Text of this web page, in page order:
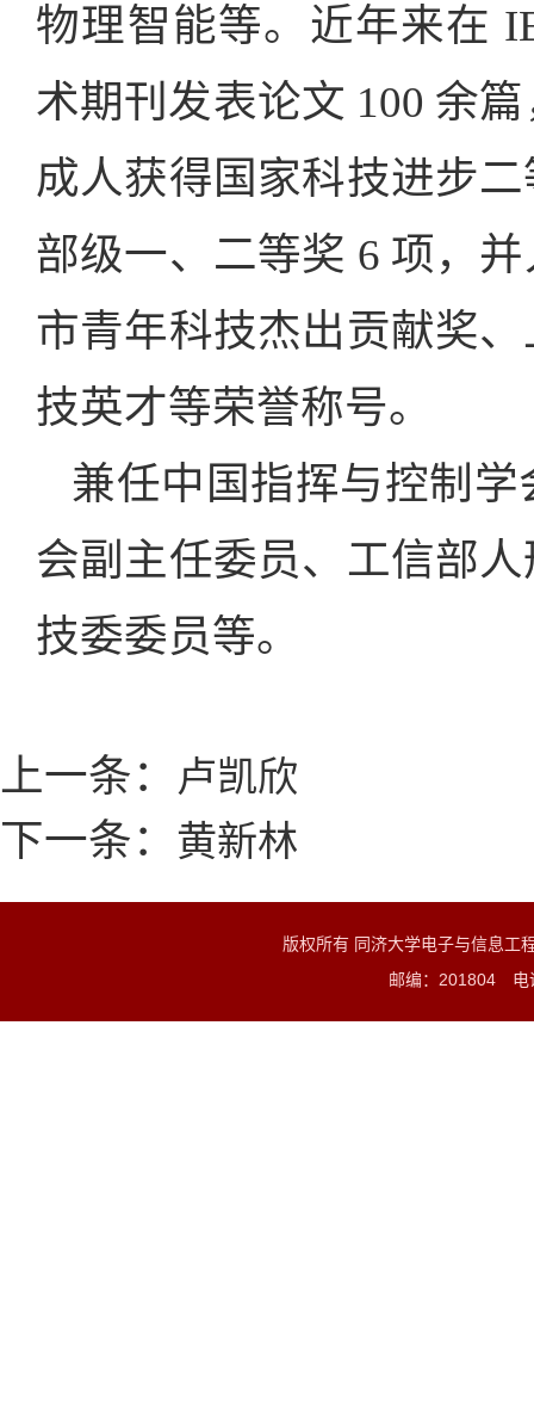
物理智能等。近年来在
术期刊发表论文 100 余
成人获得国家科技进步
部级一、二等奖 6 项，
市青年科技杰出贡献奖
技英才等荣誉称号。
兼任中国指挥与控制
会副主任委员、工信部
技委委员等。
上一条： 卢凯欣
下一条： 黄新林
版权所有 同济大学电子与信息
邮编：201804